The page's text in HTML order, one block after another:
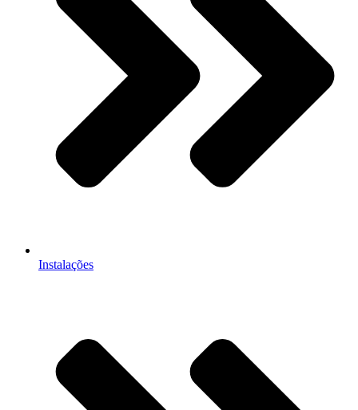
Instalações